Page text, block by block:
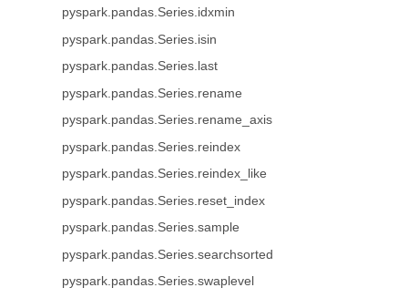
pyspark.pandas.Series.idxmin
pyspark.pandas.Series.isin
pyspark.pandas.Series.last
pyspark.pandas.Series.rename
pyspark.pandas.Series.rename_axis
pyspark.pandas.Series.reindex
pyspark.pandas.Series.reindex_like
pyspark.pandas.Series.reset_index
pyspark.pandas.Series.sample
pyspark.pandas.Series.searchsorted
pyspark.pandas.Series.swaplevel